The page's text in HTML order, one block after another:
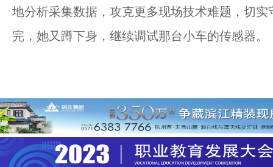
地分析采集数据，攻克更多现场技术难题，切
完，她又蹲下身，继续调试那台小车的传感器。